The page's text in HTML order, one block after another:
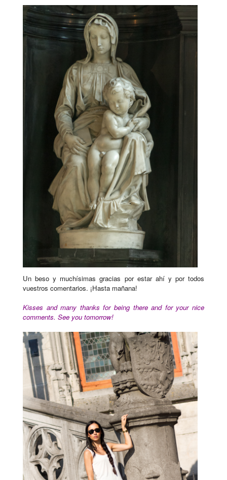
Un beso y muchísimas gracias por estar ahí y por todos
vuestros comentarios. ¡Hasta mañana!
Kisses and many thanks for being there and for your nice
comments. See you tomorrow!